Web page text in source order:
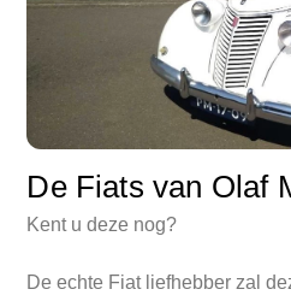
De Fiats van Olaf
Kent u deze nog?
De echte Fiat liefhebber zal